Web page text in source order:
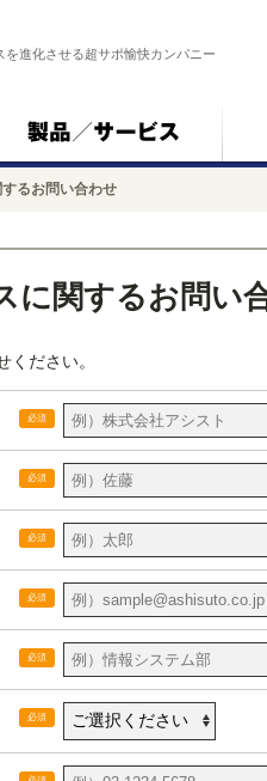
を進化させる超サポ愉快カンパニー
るお問い合わせ
に関するお問い
ください。